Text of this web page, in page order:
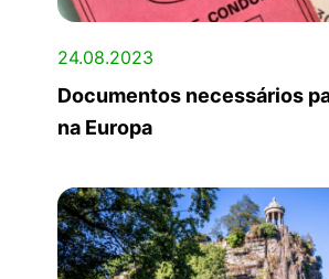
24.08.2023
Documentos necessários
na Europa